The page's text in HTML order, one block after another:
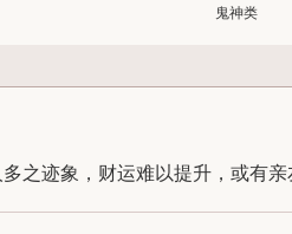
鬼神类
之迹象，财运难以提升，或有